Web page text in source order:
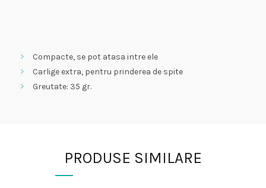
Compacte, se pot atasa intre ele
Carlige extra, pentru prinderea de spite
Greutate: 35 gr.
PRODUSE SIMILARE